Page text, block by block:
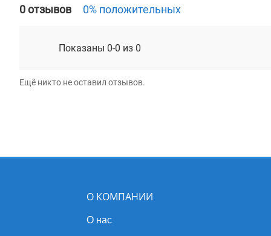
0 отзывов 0% положительных
Показаны 0-0 из 0
Ещё никто не оставил отзывов.
О КОМПАНИИ
О нас